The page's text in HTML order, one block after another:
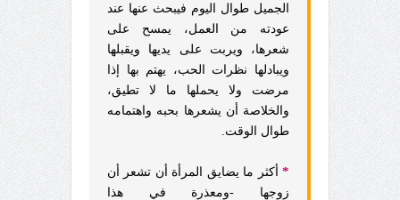
الجميل طوال اليوم فيبحث عنها عند
عودته من العمل، يمسح على
شعرها، ويربت على يديها ويقبلها
ويبادلها نظرات الحب، يهتم بها إذا
مرضت ولا يحملها ما لا تطيق،
والخلاصة أن يشعرها بحبه واهتمامه
طوال الوقت.
* أكثر ما يضايق المرأة أن تشعر أن
زوجها -ومعذرة في هذا